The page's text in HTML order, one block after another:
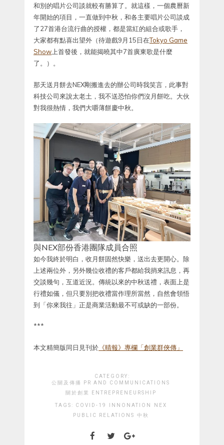
和別的唱片公司談就較有勝算了。就這樣，一個農曆新
年開始的項目，一直做到中秋，和各主要唱片公司談成
了27首港台流行曲的授權，都是當紅的組合或歌手，
大家都有點喜出望外（待遊戲9月15日在Tokyo Game
Show上首發後，就能揭曉其中7首廣東歌是什麼
了。）。
那天送月餅去NEX剛搬進去的辦公司時我笑言，此事對
科技公司來說太老土，我不送恐怕你們沒月餅吃。大伙
對我很熱情，我們大嚼薄餅慶中秋。
與NEX部份香港團隊成員合照
如今我終於明白，收月餅固然快樂，送出去更開心。除
上述兩位外，另外幾位收禮的客戶都給我捎來訊息，再
交談幾句，互道近況。傳統以來的中秋送禮，表面上是
行禮如儀，但只要別把收禮當作理所當然，自然會領悟
到「你來我往」正是商業活動最不可或缺的一部份。
***
本文精簡版同日見刊於 《晴報》專欄「創業群俠傳」
CATEGORY:
公關及傳播 PR AND COMMUNICATIONS
關於創業 ENTREPRENEURSHIP
TAGS: COVID-19 INNONATION
NEX
PUBLIC RELATIONS
中秋